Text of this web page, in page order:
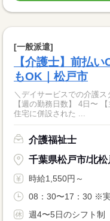
[一般派遣]
【介護士】前払
もOK｜松戸市
＼デイサービスでの介護
【週の勤務日数】 4日〜 【主な業務内容】 サービス付き高齢者向け
住宅に併設された ...
介護福祉士
千葉県松戸市/北松
時給1,550円～
08：30〜17：30 ※実
週4〜5日のシフト制